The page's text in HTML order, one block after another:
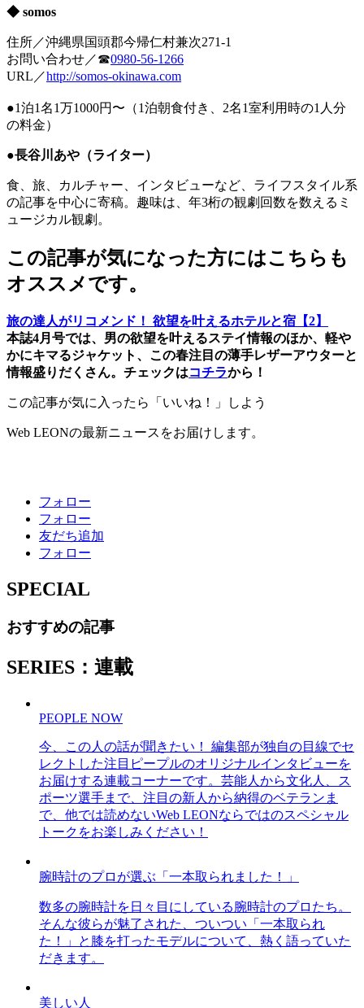
◆ somos
住所／沖縄県国頭郡今帰仁村兼次271-1
お問い合わせ／☎0980-56-1266
URL／http://somos-okinawa.com
●1泊1名1万1000円〜（1泊朝食付き、2名1室利用時の1人分
の料金）
●長谷川あや（ライター）
食、旅、カルチャー、インタビューなど、ライフスタイル系
の記事を中心に寄稿。趣味は、年3桁の観劇回数を数えるミ
ュージカル観劇。
この記事が気になった方にはこちらも
オススメです。
旅の達人がリコメンド！ 欲望を叶えるホテルと宿【2】
本誌4月号では、男の欲望を叶えるステイ情報のほか、軽や
かにキマるジャケット、この春注目の薄手レザーアウターと
情報盛りだくさん。チェックはコチラから！
この記事が気に入ったら「いいね！」しよう
Web LEONの最新ニュースをお届けします。
フォロー
フォロー
友だち追加
フォロー
SPECIAL
おすすめの記事
SERIES：連載
PEOPLE NOW
今、この人の話が聞きたい！ 編集部が独自の目線でセ
レクトした注目ピープルのオリジナルインタビューを
お届けする連載コーナーです。芸能人から文化人、ス
ポーツ選手まで、注目の新人から納得のベテランま
で、他では読めないWeb LEONならではのスペシャル
トークをお楽しみください！
腕時計のプロが選ぶ「一本取られました！」
数多の腕時計を日々目にしている腕時計のプロたち。
そんな彼らが魅了された、ついつい「一本取られ
た！」と膝を打ったモデルについて、熱く語っていた
だきます。
美しい人